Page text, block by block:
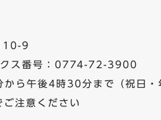
9
クス番号：0774-72-3900
午後4時30分まで（祝日・
ご注意ください